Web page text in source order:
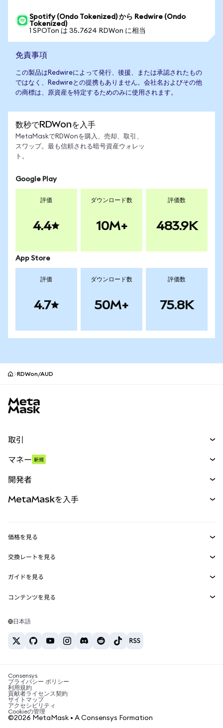
Spotify (Ondo Tokenized) から Redwire (Ondo
Tokenized)
1 SPOTon は 35.7624 RDWon に相当
免責事項
この製品はRedwireによって発行、後援、または承認されたもの
ではなく、Redwireとの提携もありません。会社名およびその他
の商標は、原資産を特定するためのみに使用されます。
数秒でRDWonを入手
MetaMaskでRDWonを購入、売却、取引、
スワップ。最も信頼される暗号資産ウォレッ
ト。
Google Play
評価
4.4
ダウンロード数
10M+
評価数
483.9K
App Store
評価
4.7
ダウンロード数
50M+
評価数
75.8K
RDWon/AUD
取引
パーペチュアル
RWA
マネー 新規
開発者
MetaMask Connect
Snaps
Web3サービス
MetaMaskを入手
セキュリティ
サポート
キャリア
お問い合わせ
価格を見る
イーサリアムの価格
Solanaの価格
Tetherの価格
交換レートを見る
ETH→USD
USDT→INR
BTC→INR
ETH→USDT
ガイドを見る
ETHの購入
USDTの購入
SHIBの購入
BNBの購入
コンテンツを見る
Solanaウォレット
税制関連ニュース
暗号資産の購入方法は？
ビットコインを売るには？
日本語
Consensys
プライバシー ポリシー
利用規約
貢献者ライセンス契約
サイトマップ
アクセシビリティ
Cookieの管理
©2026 MetaMask • A Consensys Formation